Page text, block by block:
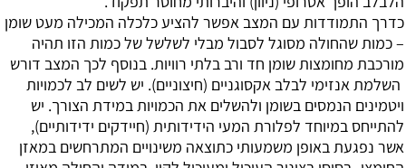
כדרך התמודדות עם המצב אפשר להציע כלכלה המכילה מעט שומן
– כמות שהחולה מסוגל לסבול מבלי לשלשל של כמות הזו תהיה
מורכבת מחומצות שומן חד ורב בלתי רוויות. בנוסף לכך המצב דורש
השלמת אנזימי לבלב אקסוגניים (חיצוניים). יש לשים לב לכמויות
ויטמינים הנמסים בשומן ולהשלים את הכמויות במידת הצורך. יש
להתייחס במיוחד לפלורת המעי הידידותית (חיידקים ידידותיים),
אשר נפגעת באופן משמעותי כתוצאה משינויים המתרחשים במאזן